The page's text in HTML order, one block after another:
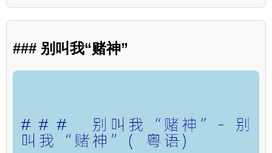
### 别叫我“赌神”